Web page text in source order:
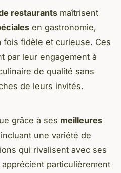
restaurants maîtrisent
en gastronomie,
fois fidèle et curieuse. Ces
par leur engagement à
de qualité sans
de leurs invités.
grâce à ses meilleures
une variété de
qui rivalisent avec ses
particulièrement